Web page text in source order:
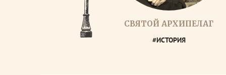
СВЯТОЙ АРХИПЕЛАГ
#ИСТОРИЯ